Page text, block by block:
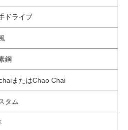
ドライブ
鋼
またはChao Chai
タム